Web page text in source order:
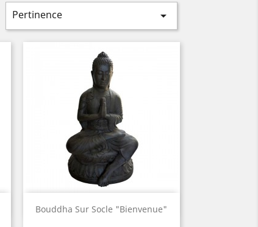
Pertinence 
Bouddha Sur Socle "Bienvenue"
 Aperçu rapide